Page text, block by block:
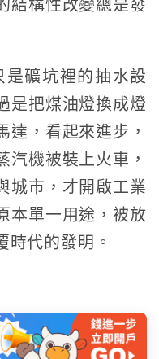
礦坑裡的抽水設
是把煤油燈換成燈
，看起來進步，
機被裝上火車，
城市，才開啟工業
本單一用途，被放
時代的發明。